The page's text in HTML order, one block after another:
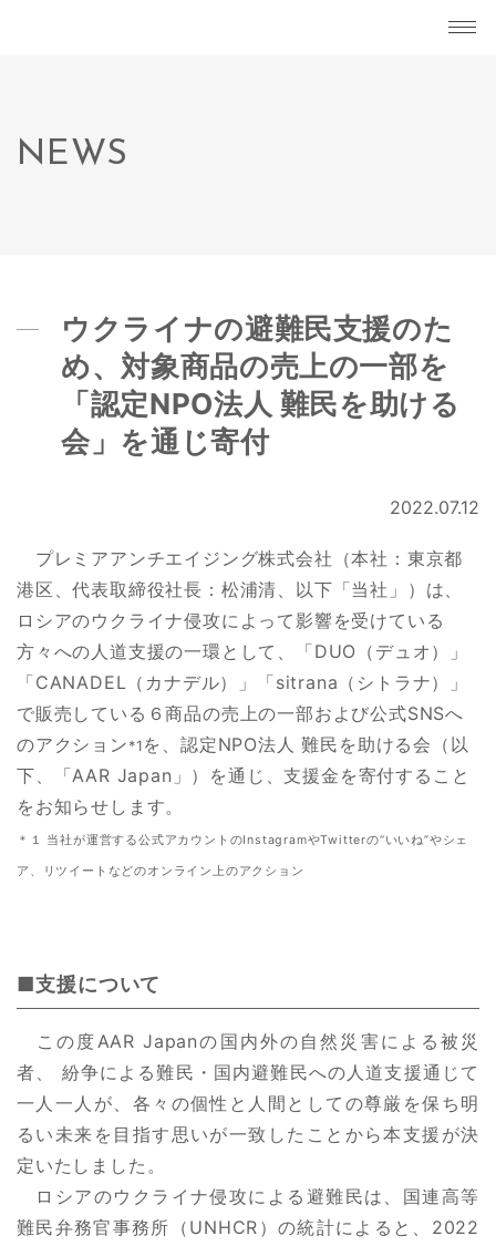
NEWS
ウクライナの避難民支援のた
め、対象商品の売上の一部を
「認定NPO法人 難民を助ける
会」を通じ寄付
2022.07.12
プレミアアンチエイジング株式会社（本社：東京都
港区、代表取締役社長：松浦清、以下「当社」）は、
ロシアのウクライナ侵攻によって影響を受けている
方々への人道支援の一環として、「DUO（デュオ）」
「CANADEL（カナデル）」「sitrana（シトラナ）」
で販売している６商品の売上の一部および公式SNSへ
のアクション *1 を、認定NPO法人 難民を助ける会（以
下、「AAR Japan」）を通じ、支援金を寄付すること
をお知らせします。
＊１ 当社が運営する公式アカウントのInstagramやTwitterの“いいね”やシェ
ア、リツイートなどのオンライン上のアクション
■支援について
この度AAR Japanの国内外の自然災害による被災
者、 紛争による難民・国内避難民への人道支援通じて
一人一人が、各々の個性と人間としての尊厳を保ち明
るい未来を目指す思いが一致したことから本支援が決
定いたしました。
ロシアのウクライナ侵攻による避難民は、国連高等
難民弁務官事務所（UNHCR）の統計によると、2022